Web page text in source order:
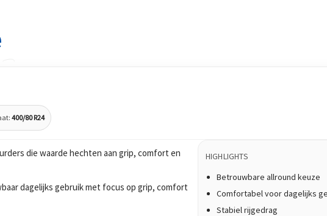
400/80 R24
die waarde hechten aan grip, comfort en
dagelijks gebruik met focus op grip, comfort
HIGHLIGHTS
Betrouwbare allround keuze
Comfortabel voor dagelijks
Stabiel rijgedrag